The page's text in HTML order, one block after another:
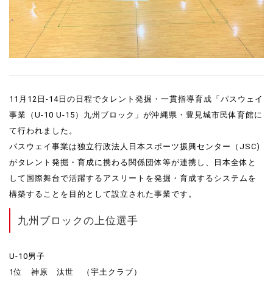
11月12日-14日の日程でタレント発掘・一貫指導育成「パスウェイ
事業（U-10 U-15）九州ブロック」が沖縄県・豊見城市民体育館に
て行われました。
パスウェイ事業は独立行政法人日本スポーツ振興センター（JSC)
がタレント発掘・育成に携わる関係団体等が連携し、日本全体と
して国際舞台で活躍するアスリートを発掘・育成するシステムを
構築することを目的として設立された事業です。
九州ブロックの上位選手
U-10男子
1位 神原 汰世 （宇土クラブ）